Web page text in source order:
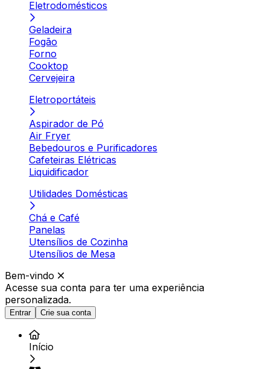
Eletrodomésticos
Geladeira
Fogão
Forno
Cooktop
Cervejeira
Eletroportáteis
Aspirador de Pó
Air Fryer
Bebedouros e Purificadores
Cafeteiras Elétricas
Liquidificador
Utilidades Domésticas
Chá e Café
Panelas
Utensílios de Cozinha
Utensílios de Mesa
Bem-vindo
Acesse sua conta para ter uma experiência
personalizada.
Entrar Crie sua conta
Início